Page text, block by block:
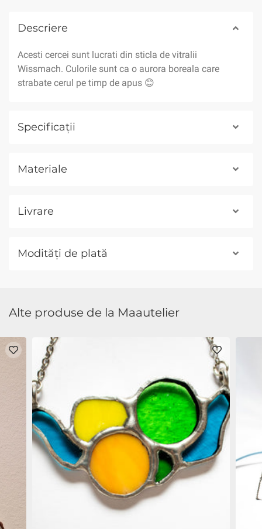
Descriere
Acesti cercei sunt lucrati din sticla de vitralii
Wissmach. Culorile sunt ca o aurora boreala care
strabate cerul pe timp de apus 😊
Specificații
Materiale
Livrare
Modități de plată
Alte produse de la Maautelier